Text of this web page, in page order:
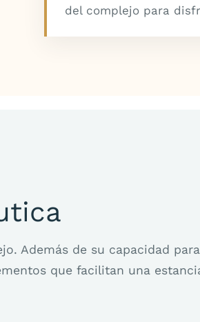
del complejo para
Además de su capacidad para
que facilitan una